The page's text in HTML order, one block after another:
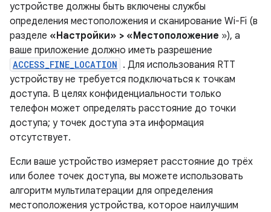
устройстве должны быть включены службы
определения местоположения и сканирование Wi-Fi (в
разделе «Настройки» > «Местоположение »), а
ваше приложение должно иметь разрешение
ACCESS_FINE_LOCATION . Для использования RTT
устройству не требуется подключаться к точкам
доступа. В целях конфиденциальности только
телефон может определять расстояние до точки
доступа; у точек доступа эта информация
отсутствует.
Если ваше устройство измеряет расстояние до трёх
или более точек доступа, вы можете использовать
алгоритм мультилатерации для определения
местоположения устройства, которое наилучшим